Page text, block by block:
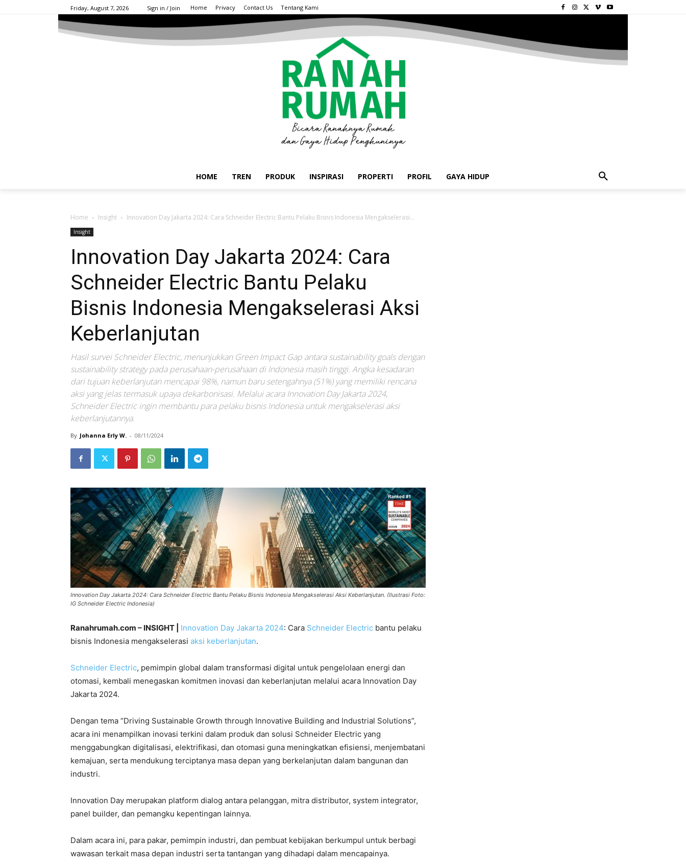
Friday, August 7, 2026 Sign in / Join Home Privacy Contact Us Tentang Kami
HOME TREN PRODUK INSPIRASI PROPERTI PROFIL GAYA HIDUP
Home Insight Innovation Day Jakarta 2024: Cara Schneider Electric Bantu Pelaku Bisnis Indonesia Mengakselerasi...
Insight
Innovation Day Jakarta 2024: Cara
Schneider Electric Bantu Pelaku
Bisnis Indonesia Mengakselerasi Aksi
Keberlanjutan
Hasil survei Schneider Electric, menunjukkan Green Impact Gap antara sustainability goals dengan
sustainability strategy pada perusahaan-perusahaan di Indonesia masih tinggi. Angka kesadaran
dari tujuan keberlanjutan mencapai 98%, namun baru setengahnya (51%) yang memiliki rencana
aksi yang jelas termasuk upaya dekarbonisasi. Melalui acara Innovation Day Jakarta 2024,
Schneider Electric ingin membantu para pelaku bisnis Indonesia untuk mengakselerasi aksi
keberlanjutannya.
By Johanna Erly W. - 08/11/2024
Innovation Day Jakarta 2024: Cara Schneider Electric Bantu Pelaku Bisnis Indonesia Mengakselerasi Aksi Keberlanjutan. (Ilustrasi Foto:
IG Schneider Electric Indonesia)
Ranahrumah.com – INSIGHT | Innovation Day Jakarta 2024: Cara Schneider Electric bantu pelaku
bisnis Indonesia mengakselerasi aksi keberlanjutan.
Schneider Electric, pemimpin global dalam transformasi digital untuk pengelolaan energi dan
otomasi, kembali menegaskan komitmen inovasi dan keberlanjutan melalui acara Innovation Day
Jakarta 2024.
Dengan tema “Driving Sustainable Growth through Innovative Building and Industrial Solutions”,
acara ini menampilkan inovasi terkini dalam produk dan solusi Schneider Electric yang
menggabungkan digitalisasi, elektrifikasi, dan otomasi guna meningkatkan efisiensi, menjembatani
kemajuan, serta mendukung terciptanya masa depan yang berkelanjutan dalam bangunan dan
industri.
Innovation Day merupakan platform dialog antara pelanggan, mitra distributor, system integrator,
panel builder, dan pemangku kepentingan lainnya.
Dalam acara ini, para pakar, pemimpin industri, dan pembuat kebijakan berkumpul untuk berbagi
wawasan terkait masa depan industri serta tantangan yang dihadapi dalam mencapainya.